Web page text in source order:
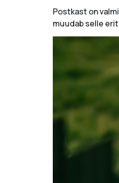
Postkast on
muudab selle